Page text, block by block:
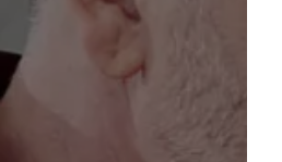
Ladezeitensimulator
Garantie und
Nachhaltigkeit
Technologie